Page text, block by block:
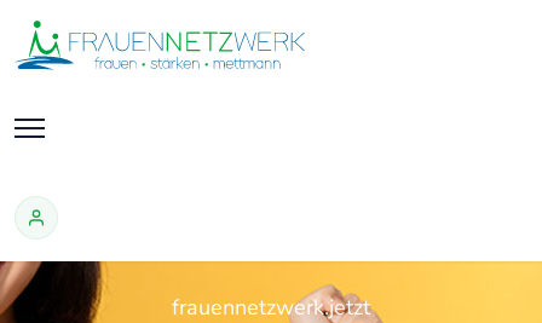
frauennetzwerk.jetzt